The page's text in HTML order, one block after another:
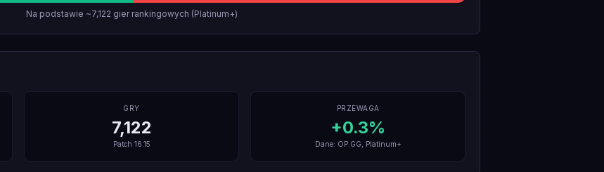
Na podstawie ~7,122 gier rankingowych (Platinum+)
GRY
7,122
Patch 16.15
PRZEWAGA
+0.3%
Dane: OP.GG, Platinum+